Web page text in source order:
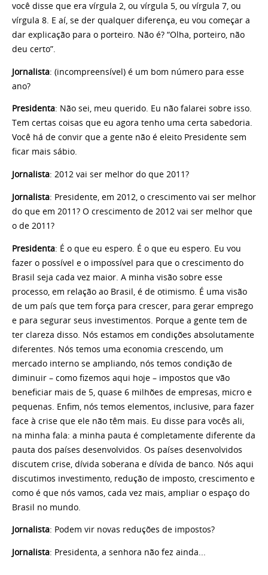
você disse que era vírgula 2, ou vírgula 5, ou vírgula 7, ou
vírgula 8. E aí, se der qualquer diferença, eu vou começar a
dar explicação para o porteiro. Não é? “Olha, porteiro, não
deu certo”.
Jornalista: (incompreensível) é um bom número para esse
ano?
Presidenta: Não sei, meu querido. Eu não falarei sobre isso.
Tem certas coisas que eu agora tenho uma certa sabedoria.
Você há de convir que a gente não é eleito Presidente sem
ficar mais sábio.
Jornalista: 2012 vai ser melhor do que 2011?
Jornalista: Presidente, em 2012, o crescimento vai ser melhor
do que em 2011? O crescimento de 2012 vai ser melhor que
o de 2011?
Presidenta: É o que eu espero. É o que eu espero. Eu vou
fazer o possível e o impossível para que o crescimento do
Brasil seja cada vez maior. A minha visão sobre esse
processo, em relação ao Brasil, é de otimismo. É uma visão
de um país que tem força para crescer, para gerar emprego
e para segurar seus investimentos. Porque a gente tem de
ter clareza disso. Nós estamos em condições absolutamente
diferentes. Nós temos uma economia crescendo, um
mercado interno se ampliando, nós temos condição de
diminuir – como fizemos aqui hoje – impostos que vão
beneficiar mais de 5, quase 6 milhões de empresas, micro e
pequenas. Enfim, nós temos elementos, inclusive, para fazer
face à crise que ele não têm mais. Eu disse para vocês ali,
na minha fala: a minha pauta é completamente diferente da
pauta dos países desenvolvidos. Os países desenvolvidos
discutem crise, dívida soberana e dívida de banco. Nós aqui
discutimos investimento, redução de imposto, crescimento e
como é que nós vamos, cada vez mais, ampliar o espaço do
Brasil no mundo.
Jornalista: Podem vir novas reduções de impostos?
Jornalista: Presidenta, a senhora não fez ainda...